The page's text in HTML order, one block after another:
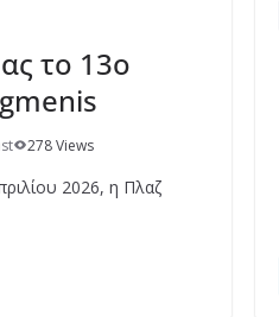
το 13o
278 Views
2026, η Πλαζ